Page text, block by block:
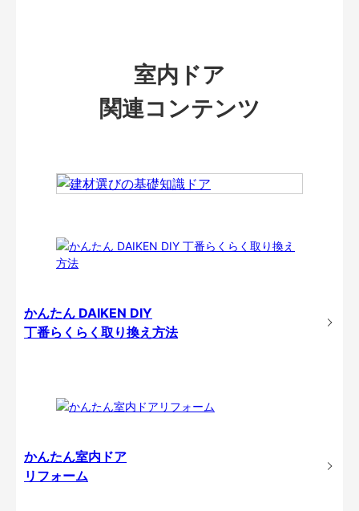
室内ドア
関連コンテンツ
かんたん DAIKEN DIY
丁番らくらく取り換え方法
かんたん室内ドア
リフォーム